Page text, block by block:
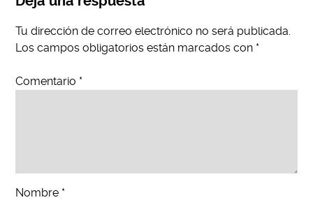
Tu dirección de correo electrónico no será publicada.
Los campos obligatorios están marcados con *
Comentario *
Nombre *